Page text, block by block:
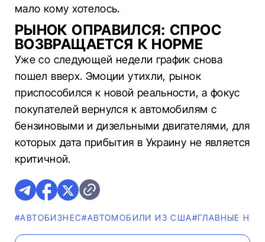
мало кому хотелось.
РЫНОК ОПРАВИЛСЯ: СПРОС
ВОЗВРАЩАЕТСЯ К НОРМЕ
Уже со следующей недели график снова
пошел вверх. Эмоции утихли, рынок
приспособился к новой реальности, а фокус
покупателей вернулся к автомобилям с
бензиновыми и дизельными двигателями, для
которых дата прибытия в Украину не является
критичной.
#AВТОБИЗНЕС#АВТОМОБИЛИ ИЗ США#ГЛАВНЫЕ